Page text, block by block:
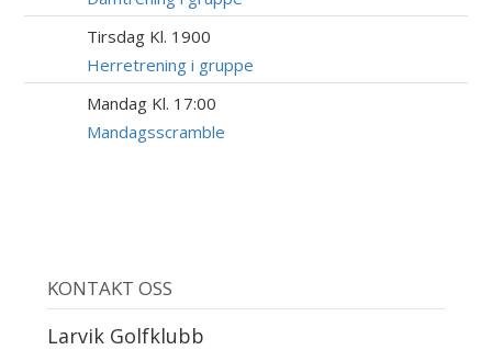
Tirsdag Kl. 1900
Herretrening i gruppe
Mandag Kl. 17:00
Mandagsscramble
KONTAKT OSS
Larvik Golfklubb